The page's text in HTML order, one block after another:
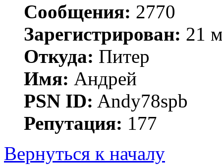
Сообщения: 2770
Зарегистрирован: 21
Откуда: Питер
Имя: Андрей
PSN ID: Andy78spb
Репутация: 177
Вернуться к началу